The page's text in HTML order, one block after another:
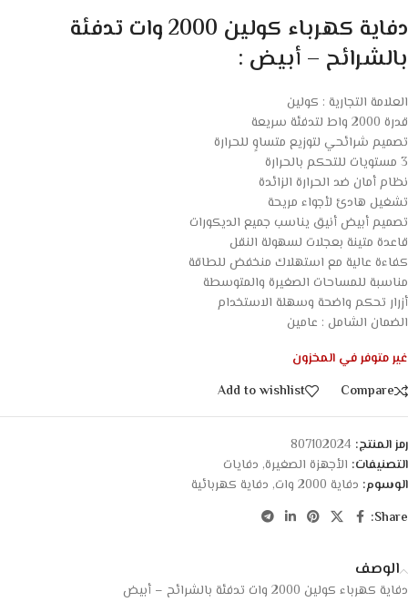
دفاية كهرباء كولين 2000 وات تدفئة
بالشرائح – أبيض :
العلامة التجارية : كولين
قدرة 2000 واط لتدفئة سريعة
تصميم شرائحي لتوزيع متساوٍ للحرارة
3 مستويات للتحكم بالحرارة
نظام أمان ضد الحرارة الزائدة
تشغيل هادئ لأجواء مريحة
تصميم أبيض أنيق يناسب جميع الديكورات
قاعدة متينة بعجلات لسهولة النقل
كفاءة عالية مع استهلاك منخفض للطاقة
مناسبة للمساحات الصغيرة والمتوسطة
أزرار تحكم واضحة وسهلة الاستخدام
الضمان الشامل : عامين
غير متوفر في المخزون
Compare
Add to wishlist
رمز المنتج: 807102024
التصنيفات: الأجهزة الصغيرة, دفايات
الوسوم: دفاية 2000 وات , دفاية كهربائية
Share:
الوصف
دفاية كهرباء كولين 2000 وات تدفئة بالشرائح – أبيض